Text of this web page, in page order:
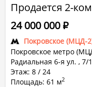
Продается 2-
Покровское (МЦД-
Покровское метро
Радиальная 6-я ул. , 7/
Этаж: 8 / 24
Площадь: 61 м2
24 000 000Р